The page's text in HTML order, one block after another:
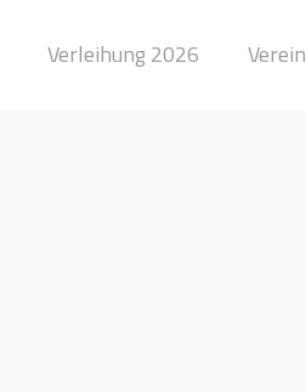
Verleihung 2026 Verein